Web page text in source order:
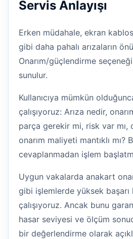
Servis Anlayışı
Erken müdahale, ekran
gibi daha pahalı arızaların
Onarım/güçlendirme
sunulur.
Kullanıcıya mümkün
çalışıyoruz: Arıza nedir,
parça gerekir mi, risk var mı,
onarım maliyeti mantıklı mı?
cevaplanmadan işlem
Uygun vakalarda anakart
gibi işlemlerde yüksek başarı
çalışıyoruz. Ancak bunu
hasar seviyesi ve ölçüm
bir değerlendirme olarak